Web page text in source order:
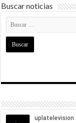
Buscar noticias